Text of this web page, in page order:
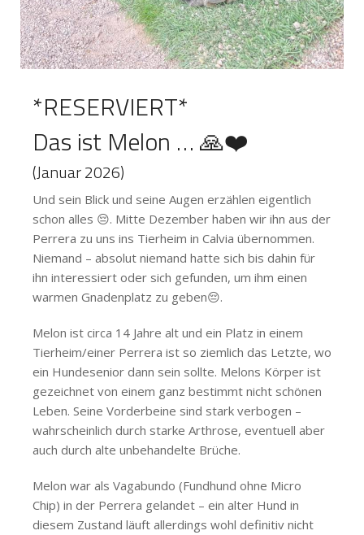
*RESERVIERT*
Das ist Melon … 🙏❤️
(Januar 2026)
Und sein Blick und seine Augen erzählen eigentlich
schon alles 😔. Mitte Dezember haben wir ihn aus der
Perrera zu uns ins Tierheim in Calvia übernommen.
Niemand – absolut niemand hatte sich bis dahin für
ihn interessiert oder sich gefunden, um ihm einen
warmen Gnadenplatz zu geben😔.
Melon ist circa 14 Jahre alt und ein Platz in einem
Tierheim/einer Perrera ist so ziemlich das Letzte, wo
ein Hundesenior dann sein sollte. Melons Körper ist
gezeichnet von einem ganz bestimmt nicht schönen
Leben. Seine Vorderbeine sind stark verbogen –
wahrscheinlich durch starke Arthrose, eventuell aber
auch durch alte unbehandelte Brüche.
Melon war als Vagabundo (Fundhund ohne Micro
Chip) in der Perrera gelandet – ein alter Hund in
diesem Zustand läuft allerdings wohl definitiv nicht